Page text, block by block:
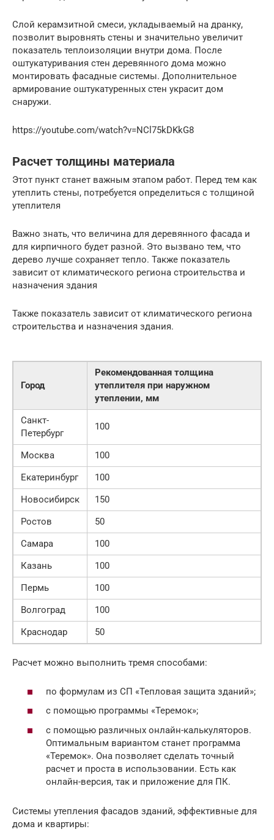
Слой керамзитной смеси, укладываемый на дранку,
позволит выровнять стены и значительно увеличит
показатель теплоизоляции внутри дома. После
оштукатуривания стен деревянного дома можно
монтировать фасадные системы. Дополнительное
армирование оштукатуренных стен украсит дом
снаружи.
https://youtube.com/watch?v=NCl75kDKkG8
Расчет толщины материала
Этот пункт станет важным этапом работ. Перед тем как
утеплить стены, потребуется определиться с толщиной
утеплителя
Важно знать, что величина для деревянного фасада и
для кирпичного будет разной. Это вызвано тем, что
дерево лучше сохраняет тепло. Также показатель
зависит от климатического региона строительства и
назначения здания
Также показатель зависит от климатического региона
строительства и назначения здания.
Город
Рекомендованная толщина
утеплителя при наружном
утеплении, мм
Санкт-
Петербург
100
Москва
100
Екатеринбург
100
Новосибирск
150
Ростов
50
Самара
100
Казань
100
Пермь
100
Волгоград
100
Краснодар
50
Расчет можно выполнить тремя способами:
по формулам из СП «Тепловая защита зданий»;
с помощью программы «Теремок»;
с помощью различных онлайн-калькуляторов.
Оптимальным вариантом станет программа
«Теремок». Она позволяет сделать точный
расчет и проста в использовании. Есть как
онлайн-версия, так и приложение для ПК.
Системы утепления фасадов зданий, эффективные для
дома и квартиры: